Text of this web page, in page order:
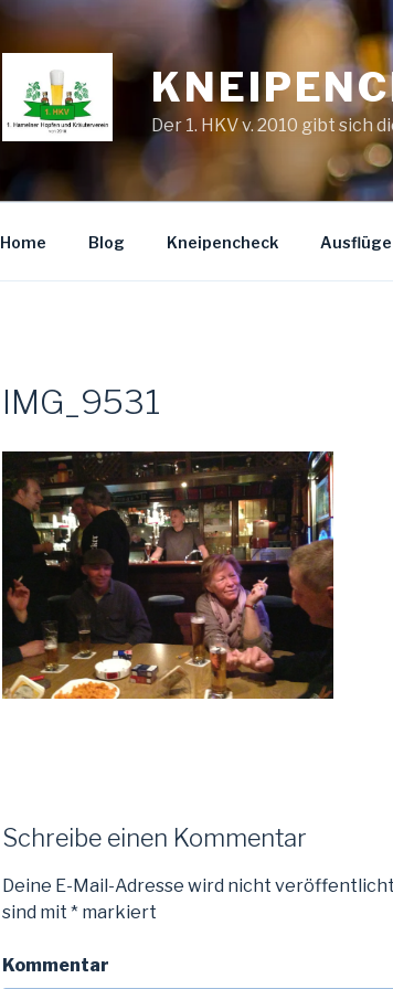
Der 1. HKV v. 2010 gibt sich
Home Blog Kneipencheck
IMG_9531
Schreibe einen Kommentar
Deine E-Mail-Adresse wird nicht
sind mit * markiert
Kommentar